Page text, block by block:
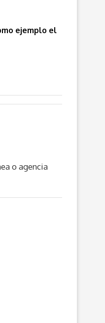
ejemplo el
o agencia